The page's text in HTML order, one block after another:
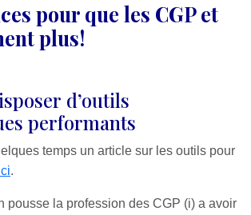
pour que les CGP et
plus!
d’outils
performants
temps un article sur les outils pour
.
pousse la profession des CGP (i) a avoir